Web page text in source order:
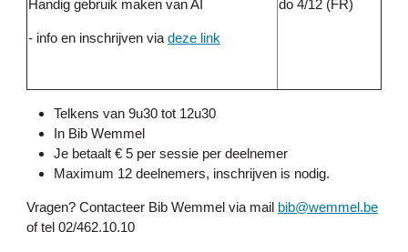
Handig gebruik maken van AI
- info en inschrijven viadeze link
do 4/12 (FR)
Telkens van 9u30 tot 12u30
In Bib Wemmel
Je betaalt € 5 per sessie per deelnemer
Maximum 12 deelnemers, inschrijven is nodig.
Vragen? Contacteer Bib Wemmel via mail bib@wemmel.be
of tel 02/462.10.10